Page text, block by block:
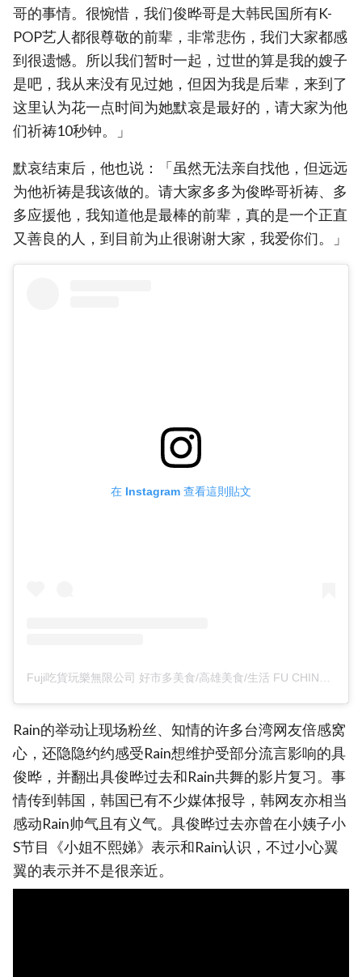
哥的事情。很惋惜，我们俊晔哥是大韩民国所有K-
POP艺人都很尊敬的前辈，非常悲伤，我们大家都感
到很遗憾。所以我们暂时一起，过世的算是我的嫂子
是吧，我从来没有见过她，但因为我是后辈，来到了
这里认为花一点时间为她默哀是最好的，请大家为他
们祈祷10秒钟。」
默哀结束后，他也说：「虽然无法亲自找他，但远远
为他祈祷是我该做的。请大家多多为俊晔哥祈祷、多
多应援他，我知道他是最棒的前辈，真的是一个正直
又善良的人，到目前为止很谢谢大家，我爱你们。」
在 Instagram 查看這則貼文
Rain的举动让现场粉丝、知情的许多台湾网友倍感窝
心，还隐隐约约感受Rain想维护受部分流言影响的具
俊晔，并翻出具俊晔过去和Rain共舞的影片复习。事
情传到韩国，韩国已有不少媒体报导，韩网友亦相当
感动Rain帅气且有义气。具俊晔过去亦曾在小姨子小
S节目《小姐不熙娣》表示和Rain认识，不过小心翼
翼的表示并不是很亲近。